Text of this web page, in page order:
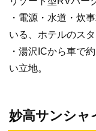
・電源・水道・炊
いる、ホテルのス
・湯沢ICから車で
い立地。
妙高サンシャ